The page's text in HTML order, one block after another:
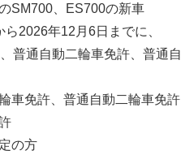
SM700、ES700の新車
2026年12月6日までに、
普通自動二輪車免許、普通自
車免許、普通自動二輪車免許
の方